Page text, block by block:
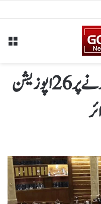
پنجاب اسمبلی میں احتجاج کرنے پر26اپوزیشن